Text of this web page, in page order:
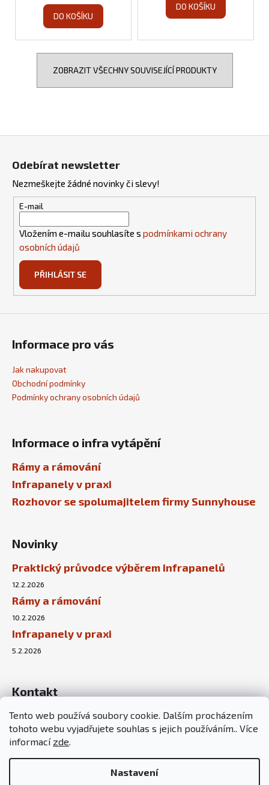
Tento web používá soubory cookie. Dalším procházením
tohoto webu vyjadřujete souhlas s jejich používáním.. Více
informací zde.
Nastavení
DO KOŠÍKU
DO KOŠÍKU
ZOBRAZIT VŠECHNY SOUVISEJÍCÍ PRODUKTY
Odebírat newsletter
Nezmeškejte žádné novinky či slevy!
E-mail
Vložením e-mailu souhlasíte s podmínkami ochrany
osobních údajů
PŘIHLÁSIT SE
Informace pro vás
Jak nakupovat
Obchodní podmínky
Podmínky ochrany osobních údajů
Informace o infra vytápění
Rámy a rámování
Infrapanely v praxi
Rozhovor se spolumajitelem firmy Sunnyhouse
Novinky
Praktický průvodce výběrem infrapanelů
12.2.2026
Rámy a rámování
10.2.2026
Infrapanely v praxi
5.2.2026
Kontakt
info@sunnyhouse.cz
+420 737 451 167